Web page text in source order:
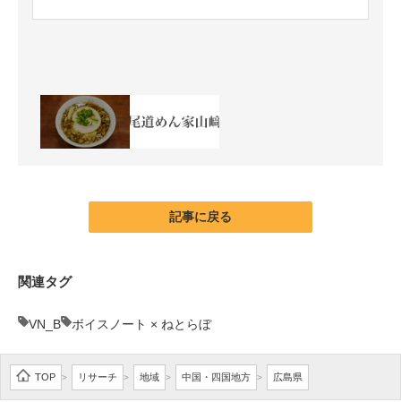
記事に戻る
関連タグ
VN_B ボイスノート × ねとらぼ
TOP > リサーチ > 地域 > 中国・四国地方 > 広島県